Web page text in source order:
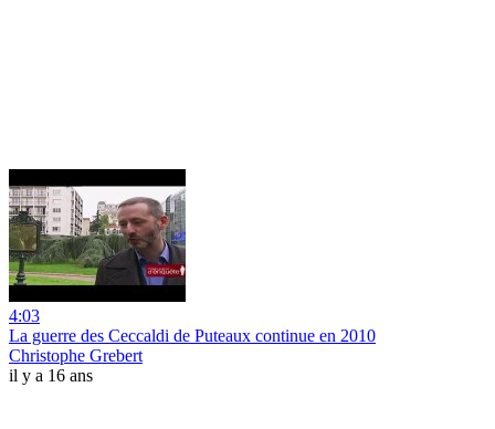
4:03
La guerre des Ceccaldi de Puteaux continue en 2010
Christophe Grebert
il y a 16 ans